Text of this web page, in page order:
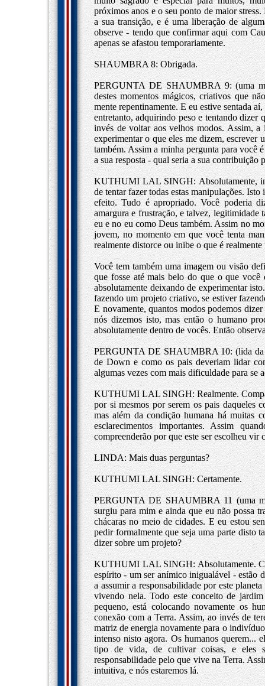
próximos anos e o seu ponto de maior
a sua transição, e é uma liberação de
observe - tendo que confirmar aqui com
apenas se afastou temporariamente.
SHAUMBRA 8: Obrigada.
PERGUNTA DE SHAUMBRA 9: (uma
destes momentos mágicos, criativos que
mente repentinamente. E eu estive sentada
entretanto, adquirindo peso e tentando dizer
invés de voltar aos velhos modos. Assim,
experimentar o que eles me dizem, escrever
também. Assim a minha pergunta para você
a sua resposta - qual seria a sua contribuição
KUTHUMI LAL SINGH: Absolutamente,
de tentar fazer todas estas manipulações.
efeito. Tudo é apropriado. Você poderia
amargura e frustração, e talvez, legitimidade
eu e no eu como Deus também. Assim no
jovem, no momento em que você tenta
realmente distorce ou inibe o que é
Você tem também uma imagem ou visão
que fosse até mais belo do que o que
absolutamente deixando de experimentar
fazendo um projeto criativo, se estiver
E novamente, quantos modos podemos
nós dizemos isto, mas então o humano
absolutamente dentro de vocês. Então
PERGUNTA DE SHAUMBRA 10: (lida da
de Down e como os pais deveriam lidar
algumas vezes com mais dificuldade para se
KUTHUMI LAL SINGH: Realmente.
por si mesmos por serem os pais daqueles
mas além da condição humana há muitas
esclarecimentos importantes. Assim
compreenderão por que este ser escolheu
LINDA: Mais duas perguntas?
KUTHUMI LAL SINGH: Certamente.
PERGUNTA DE SHAUMBRA 11 (uma
surgiu para mim e ainda que eu não possa
chácaras no meio de cidades. E eu estou
pedir formalmente que seja uma parte disto
dizer sobre um projeto?
KUTHUMI LAL SINGH: Absolutamente.
espírito - um ser anímico inigualável - estão
a assumir a responsabilidade por este
vivendo nela. Todo este conceito de
pequeno, está colocando novamente os
conexão com a Terra. Assim, ao invés de
matriz de energia novamente para o
intenso nisto agora. Os humanos querem...
tipo de vida, de cultivar coisas, e eles
responsabilidade pelo que vive na Terra.
intuitiva, e nós estaremos lá.